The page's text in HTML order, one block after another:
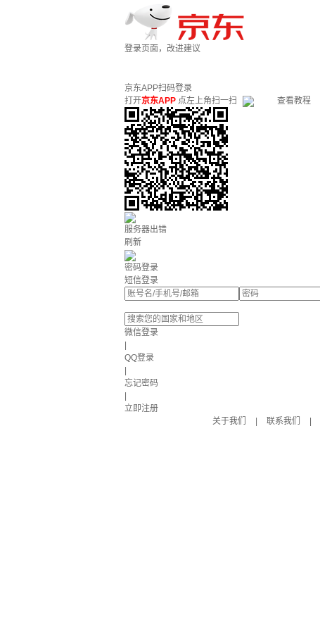
登录页面，改进建议
京东APP扫码登录
打开京东APP 点左上角扫一扫 查看教程
服务器出错
刷新
密码登录
短信登录
微信登录
QQ登录
忘记密码
立即注册
关于我们
联系我们